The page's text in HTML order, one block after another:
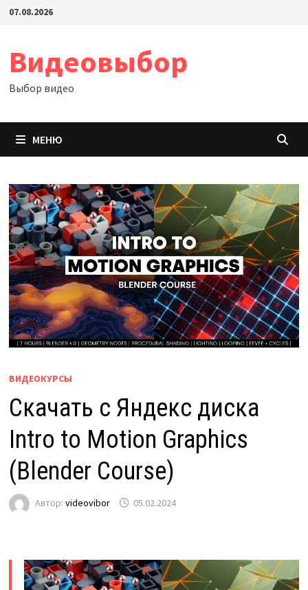
Перейти
07.08.2026
Видеовыбор
Выбор видео
МЕНЮ
ВИДЕОКУРСЫ
Скачать с Яндекс диска
Intro to Motion Graphics
(Blender Course)
Автор: videovibor 05.02.2024